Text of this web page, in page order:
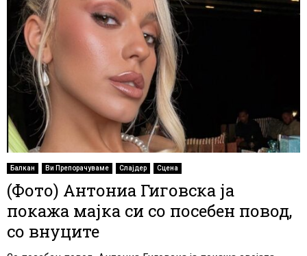
Балкан Ви Препорачуваме Слајдер Сцена
(Фото) Антониа Гиговска ја
покажа мајка си со посебен повод,
со внуците